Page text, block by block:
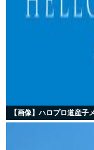
【画像】ハロプロ道産子